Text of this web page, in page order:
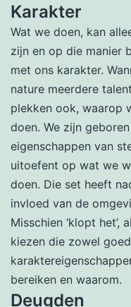
Karakter
Wat we doen, kan
zijn en op die manier
met ons karakter.
nature meerdere
plekken ook, waarop
doen. We zijn
eigenschappen van
uitoefent op wat we
doen. Die set heeft
invloed van de
Misschien ‘klopt het’,
kiezen die zowel
bereiken en waarom.
Deugden